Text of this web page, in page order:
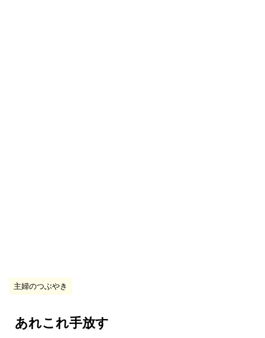
主婦のつぶやき
あれこれ手放す